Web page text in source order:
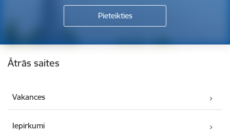
Kājene
Ātrās saites
Vakances
Iepirkumi